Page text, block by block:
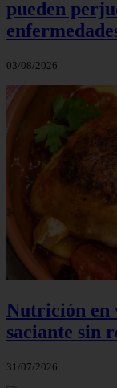
pueden
03/08/2026
Nutrición en
saciante sin
31/07/2026